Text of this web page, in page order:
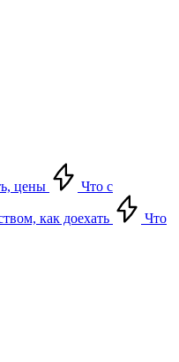
цены Что с
как доехать
Что